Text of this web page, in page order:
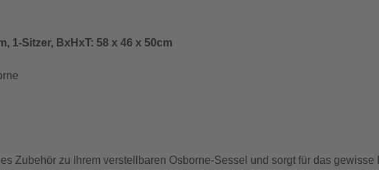
1-Sitzer, BxHxT: 58 x 46 x 50cm
Zubehör zu Ihrem verstellbaren Osborne-Sessel und sorgt für das gewisse